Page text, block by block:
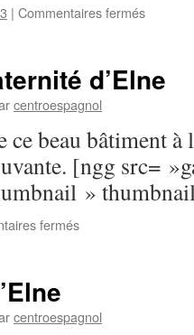
| Commentaires fermés
de
d’Elne
centroespagnol
ce beau bâtiment
[ngg src=
»
fermés
d’Elne
centroespagnol